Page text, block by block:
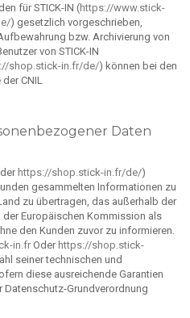
für STICK-IN (https://www.stick-
) gesetzlich vorgeschrieben,
bzw. Archivierung von
von STICK-IN
shop.stick-in.fr/de/) können bei den
CNIL
Daten
https://shop.stick-in.fr/de/)
gesammelten Informationen zu
zu übertragen, das außerhalb der
Europäischen Kommission als
den Kunden zuvor zu informieren.
in.fr Oder https://shop.stick-
seiner technischen und
diese ausreichende Garantien
Grundverordnung